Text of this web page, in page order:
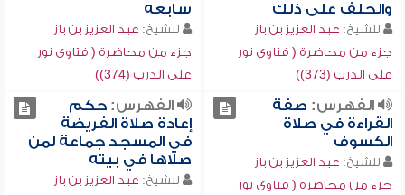
والحلف على ذلك
للشيخ: عبد العزيز بن باز
جزء من محاضرة ( فتاوى نور
على الدرب (373))
سابعه
للشيخ: عبد العزيز بن باز
جزء من محاضرة ( فتاوى نور
على الدرب (374))
الفهرس: صفة
القراءة في صلاة
الكسوف
للشيخ: عبد العزيز بن باز
جزء من محاضرة ( فتاوى نور
الفهرس:حكم
إعادة صلاة الفريضة
في المسجد جماعة لمن
صلاها في بيته
للشيخ: عبد العزيز بن باز